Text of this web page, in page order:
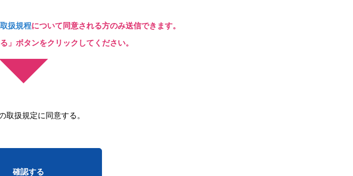
扱規程について同意される方のみ送信できます。
」ボタンをクリックしてください。
取扱規定に同意する。
確認する